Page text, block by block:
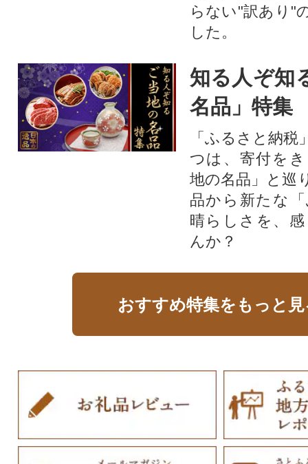
らない"訳あり"
した。
知る人ぞ知
名品」特集
「ふるさと納
つは、寄付を
地の名品」と巡
品から新たな
晴らしさを、
んか？
おすすめ特集をもっと